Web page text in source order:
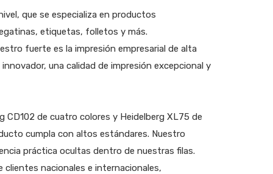
que se especializa en productos
etiquetas, folletos y más.
fuerte es la impresión empresarial de alta
una calidad de impresión excepcional y
CD102 de cuatro colores y Heidelberg XL75 de
cumpla con altos estándares. Nuestro
práctica ocultas dentro de nuestras filas.
clientes nacionales e internacionales,